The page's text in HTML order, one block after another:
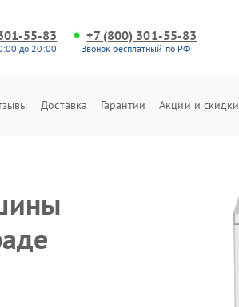
55-83
до 20:00
+7 (800) 301-55-83
Звонок бесплатный по РФ
Доставка Гарантии Акции и скидки